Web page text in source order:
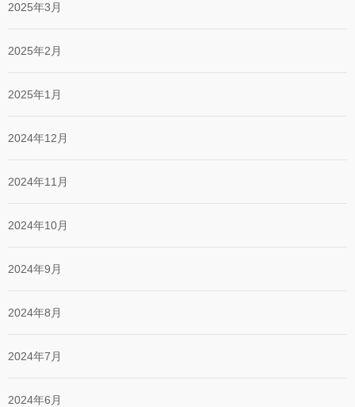
2025年3月
2025年2月
2025年1月
2024年12月
2024年11月
2024年10月
2024年9月
2024年8月
2024年7月
2024年6月